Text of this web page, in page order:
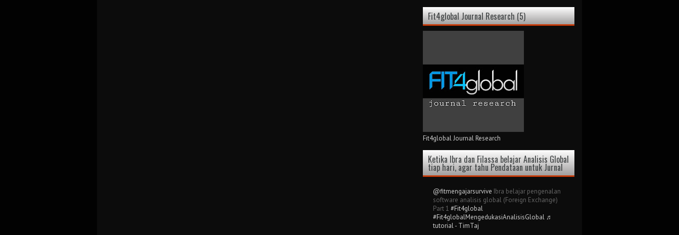
Fit4global Journal Research (5)
Fit4global Journal Research
Ketika Ibra dan Filassa belajar Analisis Global
tiap hari, agar tahu Pendataan untuk Jurnal
@fitmengajarsurvive Ibra belajar pengenalan
software analisis global (Foreign Exchange)
Part 1 #Fit4global
#Fit4globalMengedukasiAnalisisGlobal ♬
tutorial - TimTaj